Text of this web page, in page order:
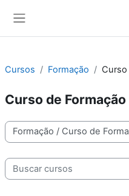
Cursos Formação Curso
Curso de
Categorias de Cursos
Buscar cursos